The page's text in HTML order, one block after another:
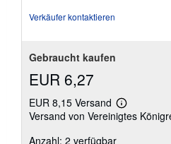
Verkäufer kontaktieren
Gebraucht kaufen
EUR 6,27
EUR 8,15 Versand
Weitere
Versand von Vereinigtes
Anzahl: 2 verfügbar